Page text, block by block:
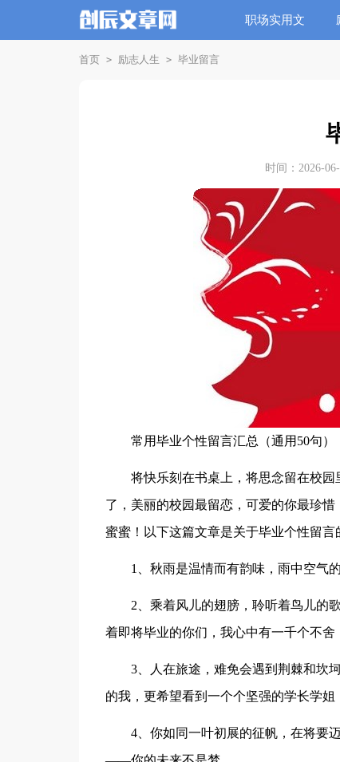
职场实用文
首页 > 励志人生 > 毕业留言
时间：2026-
常用毕业个性留言汇总（通用50句）
将快乐刻在书桌上，将思念留在校
了，美丽的校园最留恋，可爱的你最珍
蜜蜜！以下这篇文章是关于毕业个性留言
1、秋雨是温情而有韵味，雨中空气
2、乘着风儿的翅膀，聆听着鸟儿的
着即将毕业的你们，我心中有一千个不舍
3、人在旅途，难免会遇到荆棘和坎
的我，更希望看到一个个坚强的学长学姐
4、你如同一叶初展的征帆，在将要